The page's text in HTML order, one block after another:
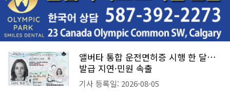
앨버타 통합 운전면허증 시행 한 달…
발급 지연·민원 속출
기사 등록일: 2026-08-05